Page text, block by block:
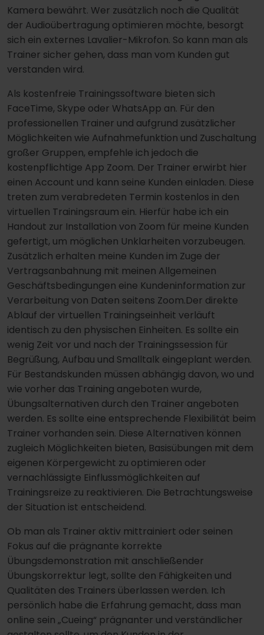
Kamera bewährt. Wer zusätzlich noch die Qualität
der Audioübertragung optimieren möchte, besorgt
sich ein externes Lavalier-Mikrofon. So kann man als
Trainer sicher gehen, dass man vom Kunden gut
verstanden wird.
Als kostenfreie Trainingssoftware bieten sich
FaceTime, Skype oder WhatsApp an. Für den
professionellen Trainer und aufgrund zusätzlicher
Möglichkeiten wie Aufnahmefunktion und Zuschaltung
großer Gruppen, empfehle ich jedoch die
kostenpflichtige App Zoom. Der Trainer erwirbt hier
einen Account und kann seine Kunden einladen. Diese
treten zum verabredeten Termin kostenlos in den
virtuellen Trainingsraum ein. Hierfür habe ich ein
Handout zur Installation von Zoom für meine Kunden
gefertigt, um möglichen Unklarheiten vorzubeugen.
Zusätzlich erhalten meine Kunden im Zuge der
Vertragsanbahnung mit meinen Allgemeinen
Geschäftsbedingungen eine Kundeninformation zur
Verarbeitung von Daten seitens Zoom.Der direkte
Ablauf der virtuellen Trainingseinheit verläuft
identisch zu den physischen Einheiten. Es sollte ein
wenig Zeit vor und nach der Trainingssession für
Begrüßung, Aufbau und Smalltalk eingeplant werden.
Für Bestandskunden müssen abhängig davon, wo und
wie vorher das Training angeboten wurde,
Übungsalternativen durch den Trainer angeboten
werden. Es sollte eine entsprechende Flexibilität beim
Trainer vorhanden sein. Diese Alternativen können
zugleich Möglichkeiten bieten, Basisübungen mit dem
eigenen Körpergewicht zu optimieren oder
vernachlässigte Einflussmöglichkeiten auf
Trainingsreize zu reaktivieren. Die Betrachtungsweise
der Situation ist entscheidend.
Ob man als Trainer aktiv mittrainiert oder seinen
Fokus auf die prägnante korrekte
Übungsdemonstration mit anschließender
Übungskorrektur legt, sollte den Fähigkeiten und
Qualitäten des Trainers überlassen werden. Ich
persönlich habe die Erfahrung gemacht, dass man
online sein „Cueing“ prägnanter und verständlicher